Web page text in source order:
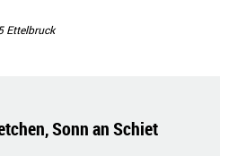
Ettelbruck
Sonn an Schiet